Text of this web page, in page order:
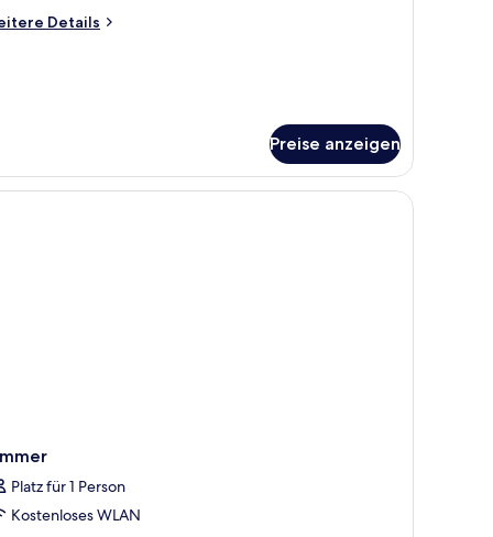
Details
Preise anzeigen
Platz für 1 Person
Kostenloses WLAN